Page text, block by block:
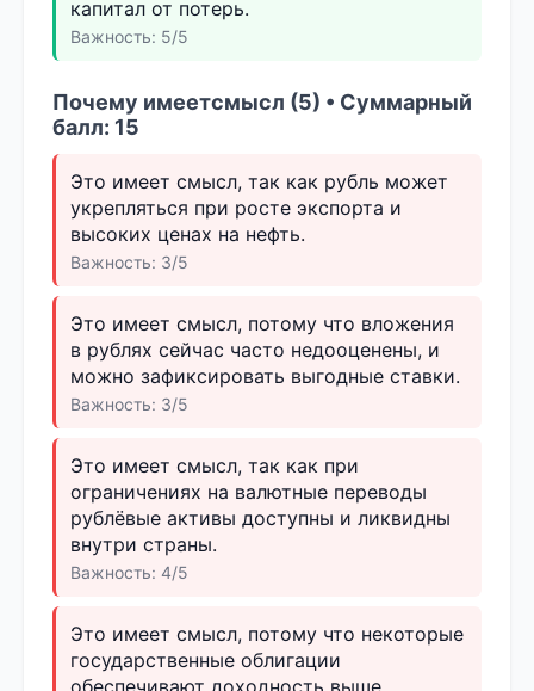
капитал от потерь.
Важность: 5/5
Почему имеетсмысл (5) • Суммарный
балл: 15
Это имеет смысл, так как рубль может
укрепляться при росте экспорта и
высоких ценах на нефть.
Важность: 3/5
Это имеет смысл, потому что вложения
в рублях сейчас часто недооценены, и
можно зафиксировать выгодные ставки.
Важность: 3/5
Это имеет смысл, так как при
ограничениях на валютные переводы
рублёвые активы доступны и ликвидны
внутри страны.
Важность: 4/5
Это имеет смысл, потому что некоторые
государственные облигации
обеспечивают доходность выше